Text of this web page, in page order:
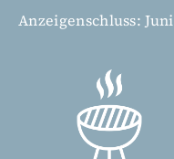
Anzeigenschluss: Juni